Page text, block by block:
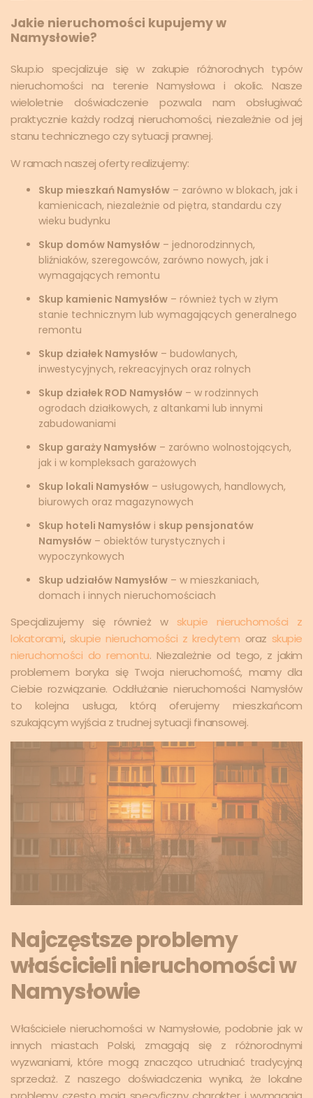
Jakie nieruchomości kupujemy w
Namysłowie?
Skup.io specjalizuje się w zakupie różnorodnych typów
nieruchomości na terenie Namysłowa i okolic. Nasze
wieloletnie doświadczenie pozwala nam obsługiwać
praktycznie każdy rodzaj nieruchomości, niezależnie od jej
stanu technicznego czy sytuacji prawnej.
W ramach naszej oferty realizujemy:
Skup mieszkań Namysłów – zarówno w blokach, jak i
kamienicach, niezależnie od piętra, standardu czy
wieku budynku
Skup domów Namysłów – jednorodzinnych,
bliźniaków, szeregowców, zarówno nowych, jak i
wymagających remontu
Skup kamienic Namysłów – również tych w złym
stanie technicznym lub wymagających generalnego
remontu
Skup działek Namysłów – budowlanych,
inwestycyjnych, rekreacyjnych oraz rolnych
Skup działek ROD Namysłów – w rodzinnych
ogrodach działkowych, z altankami lub innymi
zabudowaniami
Skup garaży Namysłów – zarówno wolnostojących,
jak i w kompleksach garażowych
Skup lokali Namysłów – usługowych, handlowych,
biurowych oraz magazynowych
Skup hoteli Namysłów i skup pensjonatów
Namysłów – obiektów turystycznych i
wypoczynkowych
Skup udziałów Namysłów – w mieszkaniach,
domach i innych nieruchomościach
Specjalizujemy się również w skupie nieruchomości z
lokatorami, skupie nieruchomości z kredytem oraz skupie
nieruchomości do remontu. Niezależnie od tego, z jakim
problemem boryka się Twoja nieruchomość, mamy dla
Ciebie rozwiązanie. Oddłużanie nieruchomości Namysłów
to kolejna usługa, którą oferujemy mieszkańcom
szukającym wyjścia z trudnej sytuacji finansowej.
Najczęstsze problemy
właścicieli nieruchomości w
Namysłowie
Właściciele nieruchomości w Namysłowie, podobnie jak w
innych miastach Polski, zmagają się z różnorodnymi
wyzwaniami, które mogą znacząco utrudniać tradycyjną
sprzedaż. Z naszego doświadczenia wynika, że lokalne